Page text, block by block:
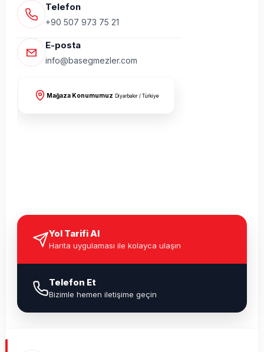
Telefon
+90 507 973 75 21
E-posta
info@basegmezler.com
Mağaza Konumumuz Diyarbakır / Türkiye
Yol Tarifi Al
Harita uygulaması ile kolayca ulaşın
Telefon Et
Bizimle hemen iletişime geçin